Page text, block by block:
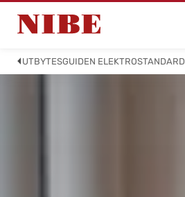
UTBYTESGUIDEN ELEKTROSTANDARD